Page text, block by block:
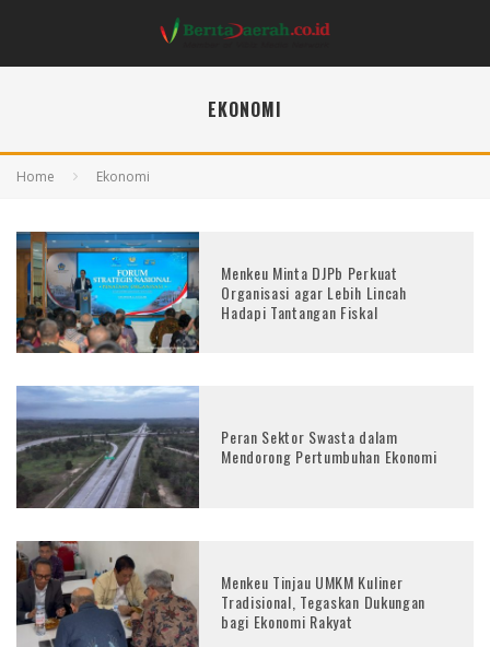
EKONOMI
Home Ekonomi
Menkeu Minta DJPb Perkuat
Organisasi agar Lebih Lincah
Hadapi Tantangan Fiskal
Peran Sektor Swasta dalam
Mendorong Pertumbuhan Ekonomi
Menkeu Tinjau UMKM Kuliner
Tradisional, Tegaskan Dukungan
bagi Ekonomi Rakyat